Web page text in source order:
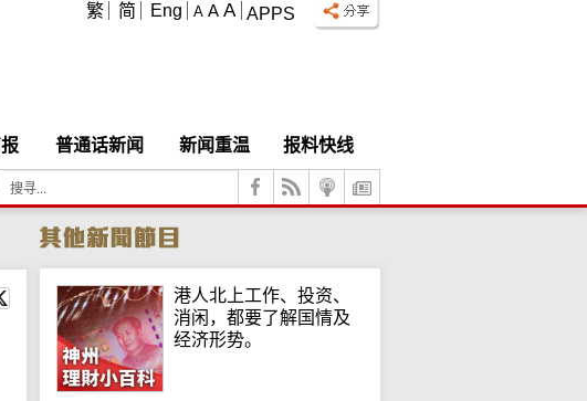
APPS
A A A
繁 简 Eng
普通话新闻 新闻重温 报料快线
S
e
c
h
港人北上工作、投资、
消闲，都要了解国情及
经济形势。